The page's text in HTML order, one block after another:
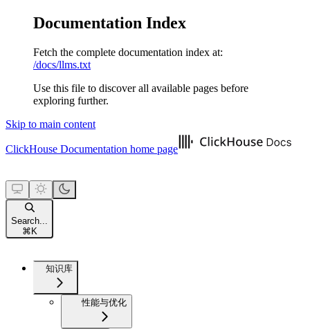
Documentation Index
Fetch the complete documentation index at:
/docs/llms.txt
Use this file to discover all available pages before
exploring further.
Skip to main content
ClickHouse Documentation home page
Search...
⌘ K
知识库
性能与优化